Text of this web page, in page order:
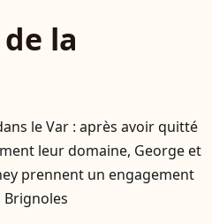
la
le Var : après avoir quitté
leur domaine, George et
prennent un engagement